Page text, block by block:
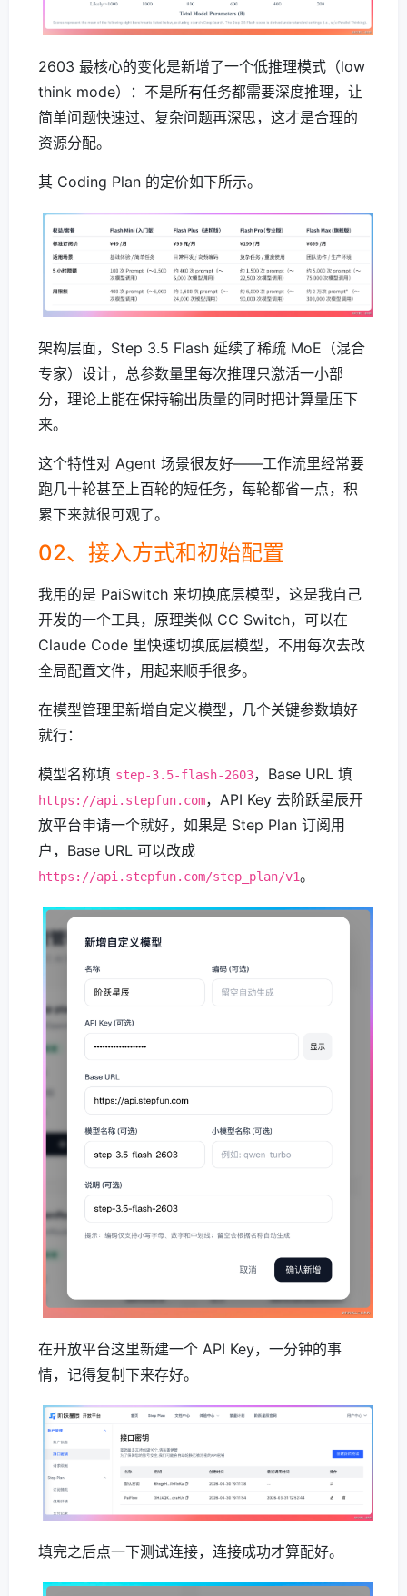
2603 最核心的变化是新增了一个低推理模式（low
think mode）：不是所有任务都需要深度推理，让
简单问题快速过、复杂问题再深思，这才是合理的
资源分配。
其 Coding Plan 的定价如下所示。
架构层面，Step 3.5 Flash 延续了稀疏 MoE（混合
专家）设计，总参数量里每次推理只激活一小部
分，理论上能在保持输出质量的同时把计算量压下
来。
这个特性对 Agent 场景很友好——工作流里经常要
跑几十轮甚至上百轮的短任务，每轮都省一点，积
累下来就很可观了。
02、接入方式和初始配置
我用的是 PaiSwitch 来切换底层模型，这是我自己
开发的一个工具，原理类似 CC Switch，可以在
Claude Code 里快速切换底层模型，不用每次去改
全局配置文件，用起来顺手很多。
在模型管理里新增自定义模型，几个关键参数填好
就行：
模型名称填 step-3.5-flash-2603，Base URL 填
https://api.stepfun.com，API Key 去阶跃星辰开
放平台申请一个就好，如果是 Step Plan 订阅用
户，Base URL 可以改成
https://api.stepfun.com/step_plan/v1。
在开放平台这里新建一个 API Key，一分钟的事
情，记得复制下来存好。
填完之后点一下测试连接，连接成功才算配好。